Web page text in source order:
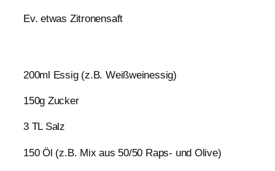
Ev. etwas Zitronensaft
200ml Essig (z.B. Weißweinessig)
150g Zucker
3 TL Salz
150 Öl (z.B. Mix aus 50/50 Raps- und Olive)